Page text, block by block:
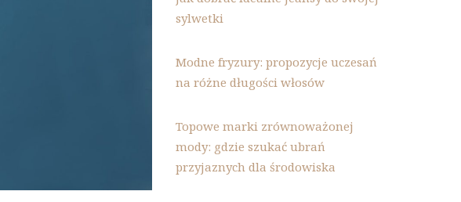
sylwetki
Modne fryzury: propozycje uczesań
na różne długości włosów
Topowe marki zrównoważonej
mody: gdzie szukać ubrań
przyjaznych dla środowiska